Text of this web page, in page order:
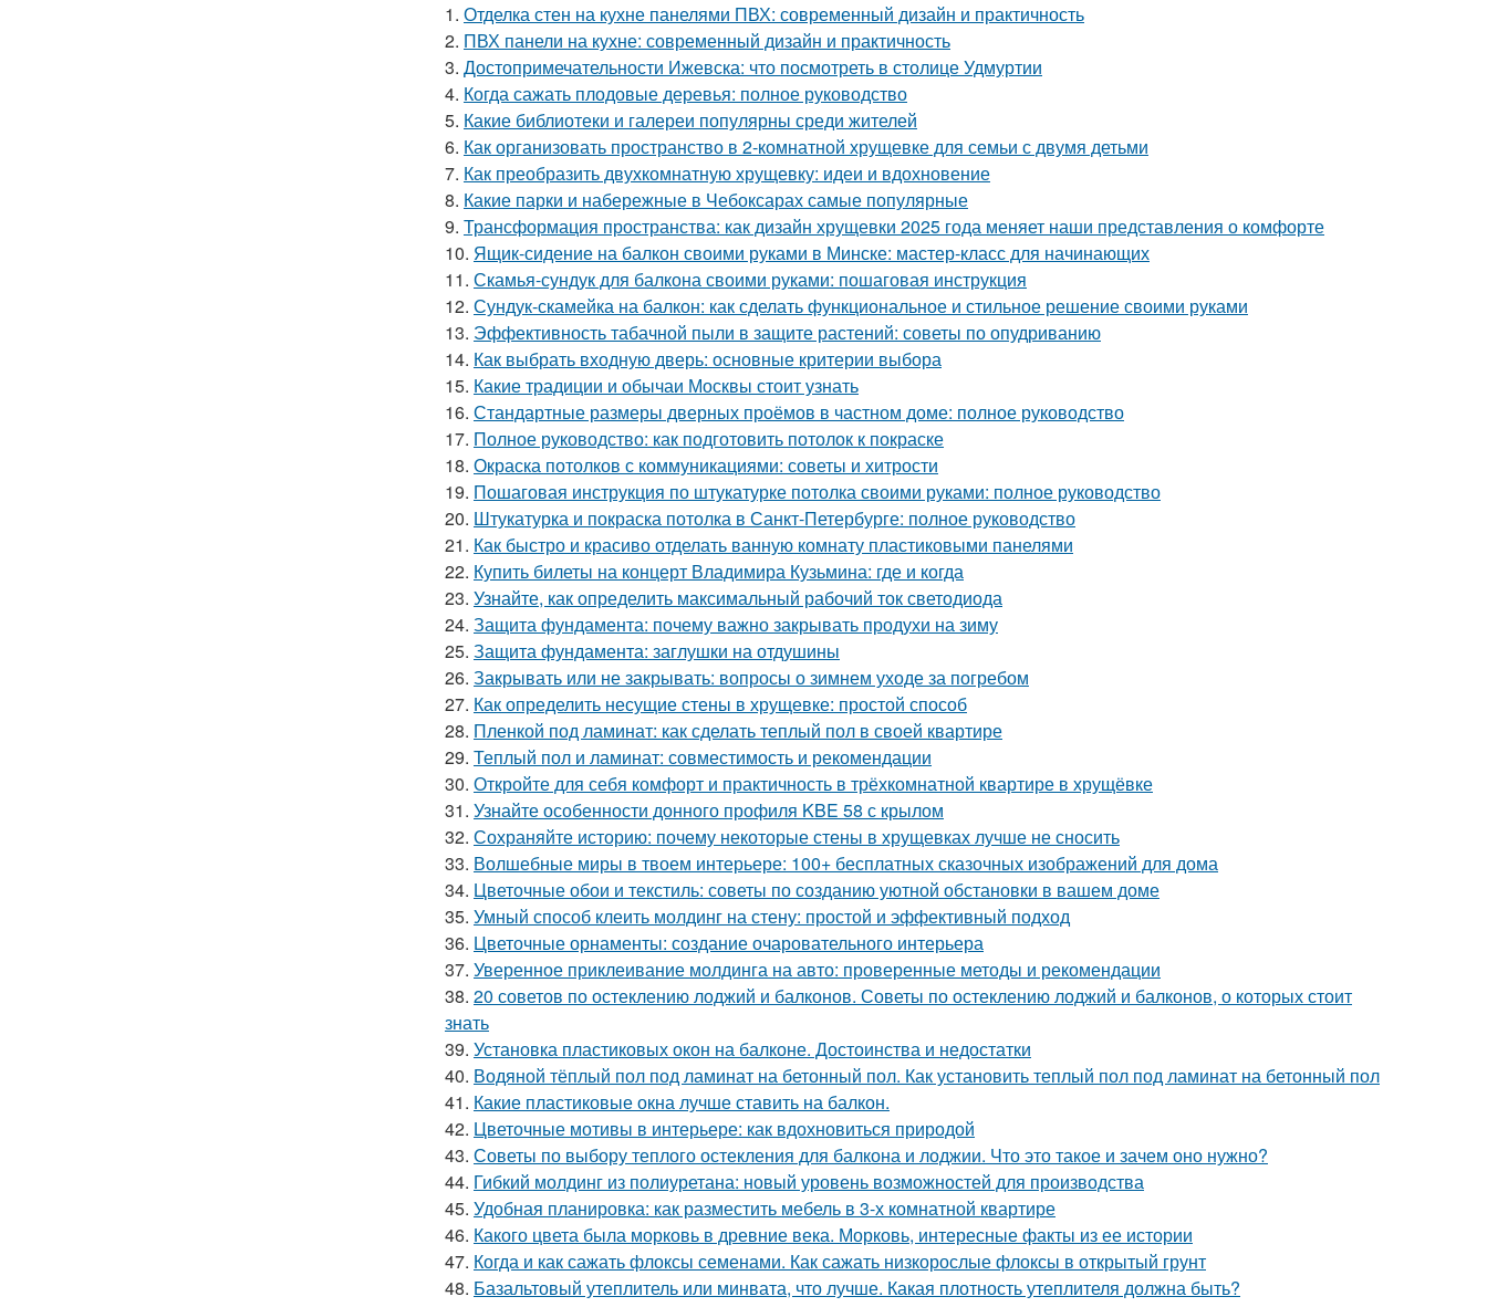
1. Отделка стен на кухне панелями ПВХ: современный дизайн и практичность
2. ПВХ панели на кухне: современный дизайн и практичность
3. Достопримечательности Ижевска: что посмотреть в столице Удмуртии
4. Когда сажать плодовые деревья: полное руководство
5. Какие библиотеки и галереи популярны среди жителей
6. Как организовать пространство в 2-комнатной хрущевке для семьи с двумя детьми
7. Как преобразить двухкомнатную хрущевку: идеи и вдохновение
8. Какие парки и набережные в Чебоксарах самые популярные
9. Трансформация пространства: как дизайн хрущевки 2025 года меняет наши представления о комфорте
10. Ящик-сидение на балкон своими руками в Минске: мастер-класс для начинающих
11. Скамья-сундук для балкона своими руками: пошаговая инструкция
12. Сундук-скамейка на балкон: как сделать функциональное и стильное решение своими руками
13. Эффективность табачной пыли в защите растений: советы по опудриванию
14. Как выбрать входную дверь: основные критерии выбора
15. Какие традиции и обычаи Москвы стоит узнать
16. Стандартные размеры дверных проёмов в частном доме: полное руководство
17. Полное руководство: как подготовить потолок к покраске
18. Окраска потолков с коммуникациями: советы и хитрости
19. Пошаговая инструкция по штукатурке потолка своими руками: полное руководство
20. Штукатурка и покраска потолка в Санкт-Петербурге: полное руководство
21. Как быстро и красиво отделать ванную комнату пластиковыми панелями
22. Купить билеты на концерт Владимира Кузьмина: где и когда
23. Узнайте, как определить максимальный рабочий ток светодиода
24. Защита фундамента: почему важно закрывать продухи на зиму
25. Защита фундамента: заглушки на отдушины
26. Закрывать или не закрывать: вопросы о зимнем уходе за погребом
27. Как определить несущие стены в хрущевке: простой способ
28. Пленкой под ламинат: как сделать теплый пол в своей квартире
29. Теплый пол и ламинат: совместимость и рекомендации
30. Откройте для себя комфорт и практичность в трёхкомнатной квартире в хрущёвке
31. Узнайте особенности донного профиля KBE 58 с крылом
32. Сохраняйте историю: почему некоторые стены в хрущевках лучше не сносить
33. Волшебные миры в твоем интерьере: 100+ бесплатных сказочных изображений для дома
34. Цветочные обои и текстиль: советы по созданию уютной обстановки в вашем доме
35. Умный способ клеить молдинг на стену: простой и эффективный подход
36. Цветочные орнаменты: создание очаровательного интерьера
37. Уверенное приклеивание молдинга на авто: проверенные методы и рекомендации
38. 20 советов по остеклению лоджий и балконов. Советы по остеклению лоджий и балконов, о которых стоит
знать
39. Установка пластиковых окон на балконе. Достоинства и недостатки
40. Водяной тёплый пол под ламинат на бетонный пол. Как установить теплый пол под ламинат на бетонный пол
41. Какие пластиковые окна лучше ставить на балкон.
42. Цветочные мотивы в интерьере: как вдохновиться природой
43. Советы по выбору теплого остекления для балкона и лоджии. Что это такое и зачем оно нужно?
44. Гибкий молдинг из полиуретана: новый уровень возможностей для производства
45. Удобная планировка: как разместить мебель в 3-х комнатной квартире
46. Какого цвета была морковь в древние века. Морковь, интересные факты из ее истории
47. Когда и как сажать флоксы семенами. Как сажать низкорослые флоксы в открытый грунт
48. Базальтовый утеплитель или минвата, что лучше. Какая плотность утеплителя должна быть?